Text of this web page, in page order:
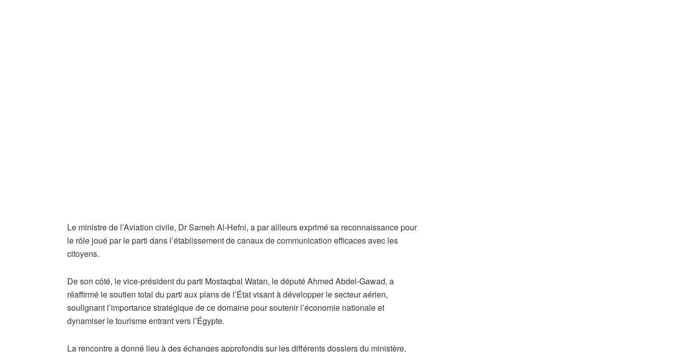
Le ministre de l’Aviation civile, Dr Sameh Al-Hefni, a par ailleurs exprimé sa reconnaissance pour
le rôle joué par le parti dans l’établissement de canaux de communication efficaces avec les
citoyens.
De son côté, le vice-président du parti Mostaqbal Watan, le député Ahmed Abdel-Gawad, a
réaffirmé le soutien total du parti aux plans de l’État visant à développer le secteur aérien,
soulignant l’importance stratégique de ce domaine pour soutenir l’économie nationale et
dynamiser le tourisme entrant vers l’Égypte.
La rencontre a donné lieu à des échanges approfondis sur les différents dossiers du ministère,